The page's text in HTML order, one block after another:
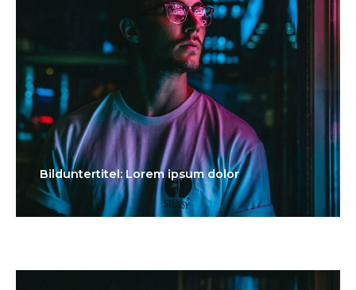
Bilduntertitel: Lorem ipsum dolor